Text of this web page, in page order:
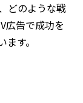
どのような戦
広告で成功を
す。